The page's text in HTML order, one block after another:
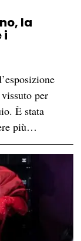
la
i
per
È stata
più…